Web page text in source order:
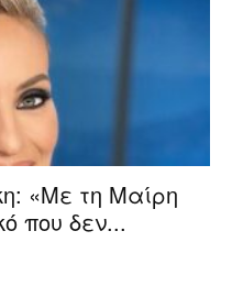
«Με τη Μαίρη
που δεν...